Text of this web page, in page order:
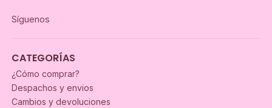
Síguenos
CATEGORÍAS
¿Cómo comprar?
Despachos y envios
Cambios y devoluciones